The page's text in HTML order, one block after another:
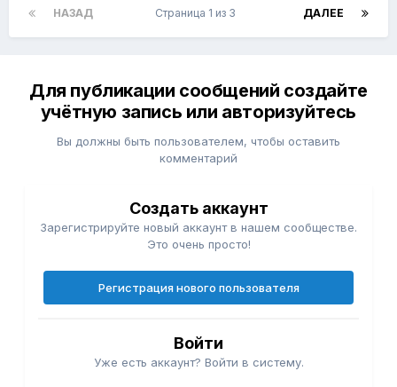
НАЗАД ДАЛЕЕ
Страница 1 из 3
Для публикации сообщений создайте
учётную запись или авторизуйтесь
Вы должны быть пользователем, чтобы оставить
комментарий
Создать аккаунт
Зарегистрируйте новый аккаунт в нашем сообществе.
Это очень просто!
Регистрация нового пользователя
Войти
Уже есть аккаунт? Войти в систему.